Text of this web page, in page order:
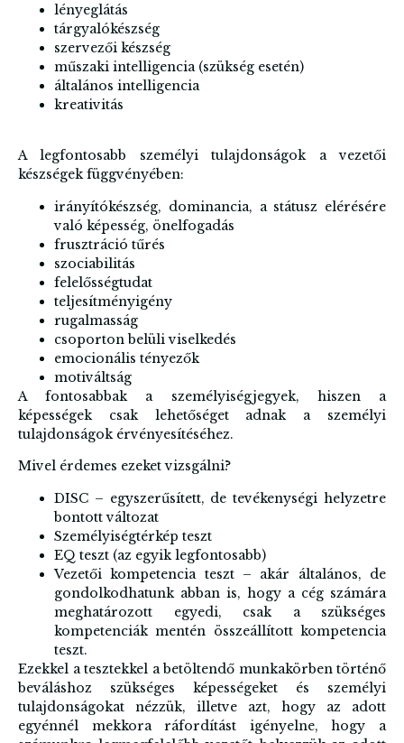
lényeglátás
tárgyalókészség
szervezői készség
műszaki intelligencia (szükség esetén)
általános intelligencia
kreativitás
A legfontosabb személyi tulajdonságok a vezetői
készségek függvényében:
irányítókészség, dominancia, a státusz elérésére
való képesség, önelfogadás
frusztráció tűrés
szociabilitás
felelősségtudat
teljesítményigény
rugalmasság
csoporton belüli viselkedés
emocionális tényezők
motiváltság
A fontosabbak a személyiségjegyek, hiszen a
képességek csak lehetőséget adnak a személyi
tulajdonságok érvényesítéséhez.
Mivel érdemes ezeket vizsgálni?
DISC – egyszerűsített, de tevékenységi helyzetre
bontott változat
Személyiségtérkép teszt
EQ teszt (az egyik legfontosabb)
Vezetői kompetencia teszt – akár általános, de
gondolkodhatunk abban is, hogy a cég számára
meghatározott egyedi, csak a szükséges
kompetenciák mentén összeállított kompetencia
teszt.
Ezekkel a tesztekkel a betöltendő munkakörben történő
beváláshoz szükséges képességeket és személyi
tulajdonságokat nézzük, illetve azt, hogy az adott
egyénnél mekkora ráfordítást igényelne, hogy a